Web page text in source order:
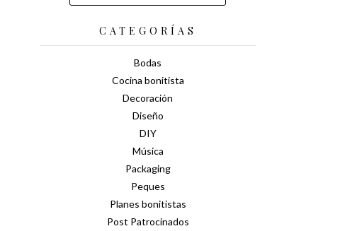
CATEGORÍAS
Bodas
Cocina bonitista
Decoración
Diseño
DIY
Música
Packaging
Peques
Planes bonitistas
Post Patrocinados